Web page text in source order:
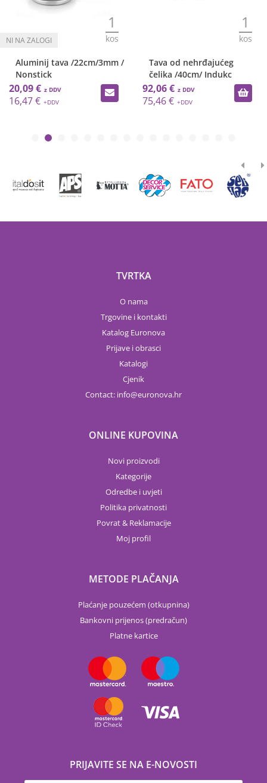
1
kos
Aluminij tava /22cm/3mm /
Nonstick
20,09 €
16,47 €
1
kos
Tava od nehrđajućeg
čelika /40cm/ Indukc
92,06 €
75,46 €
TVRTKA
O nama
Trgovine i kontakti
Katalog Euronova
Prijave i obrasci
Katalogi
Cjenik
Contact: info euronova.hr
ONLINE KUPOVINA
Novi proizvodi
Kategorije
Odredbe i uvjeti
Politika privatnosti
Povrat & Reklamacije
Moj profil
METODE PLAČANJA
Plaćanje pouzećem (otkupnina)
Bankovni prijenos (predračun)
Platne kartice
PRIJAVITE SE NA E-NOVOSTI